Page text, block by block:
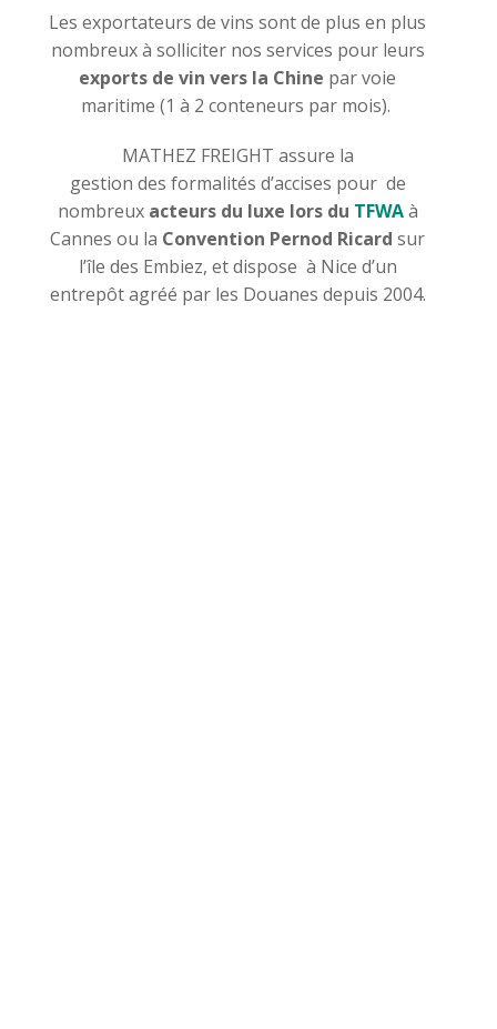
Les exportateurs de vins sont de plus en plus
nombreux à solliciter nos services pour leurs
exports de vin vers la Chine par voie
maritime (1 à 2 conteneurs par mois).
MATHEZ FREIGHT assure la
gestion des formalités d’accises pour de
nombreux acteurs du luxe lors du TFWAà
Cannes ou la Convention Pernod Ricard sur
l’île des Embiez, et dispose à Nice d’un
entrepôt agréé par les Douanes depuis 2004.